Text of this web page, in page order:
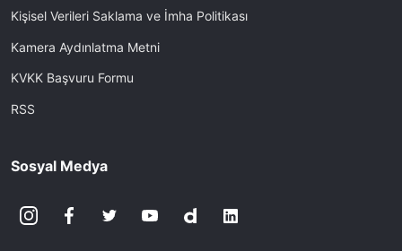
Kişisel Verileri Saklama ve İmha Politikası
Kamera Aydınlatma Metni
KVKK Başvuru Formu
RSS
Sosyal Medya